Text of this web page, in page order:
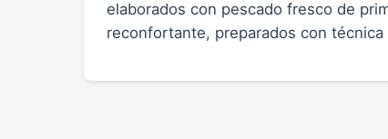
elaborados con pescado fresco de
reconfortante, preparados con